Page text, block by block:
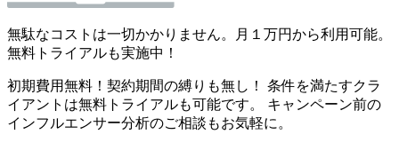
無駄なコストは一切かかりません。月１万円から利用可能。
無料トライアルも実施中！
初期費用無料！契約期間の縛りも無し！ 条件を満たすクラ
イアントは無料トライアルも可能です。 キャンペーン前の
インフルエンサー分析のご相談もお気軽に。